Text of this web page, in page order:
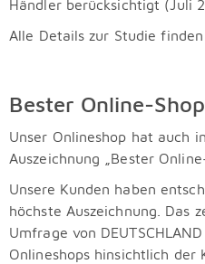
Händler berücksichtigt (Juli
Alle Details zur Studie finden
Bester Online-Shop
Unser Onlineshop hat auch
Auszeichnung „Bester
Unsere Kunden haben
höchste Auszeichnung. Das
Umfrage von
Onlineshops hinsichtlich der